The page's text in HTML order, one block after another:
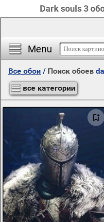
Dark souls 3
Menu
Все обои / Поиск обоев
все категории